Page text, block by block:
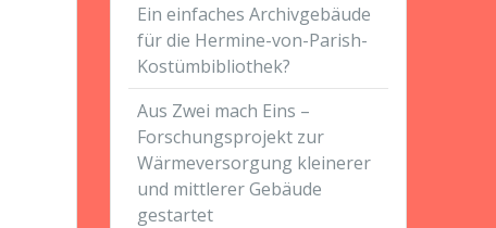
Ein einfaches Archivgebäude
für die Hermine-von-Parish-
Kostümbibliothek?
Aus Zwei mach Eins –
Forschungsprojekt zur
Wärmeversorgung kleinerer
und mittlerer Gebäude
gestartet